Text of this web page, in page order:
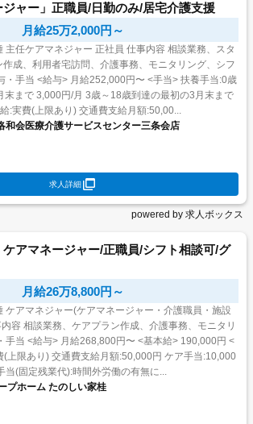
ジャー」正職員/日勤のみ/居宅介護支援
月給25万2,000円～
ネジャー 正社員 仕事内容 相談業務、スタ
作成、利用者宅訪問、介護事務、モニタリング、シフ
末まで 3,000円/月 3歳～18歳到達の最初の3月末まで
:実費(上限あり) 交通費支給月額:50,00...
和会医療介護サービスセンター三条会店
求人詳細
powered by 求人ボックス
ケアマネージャー/正職員/シフト相談可/グ
月給26万8,800円～
ケアマネジャー(ケアマネージャー・介護職員・施設
(上限あり) 交通費支給月額:50,000円 ケア手当:10,000
当(固定残業代):時間外労働の有無に...
プホーム たのしい家桂